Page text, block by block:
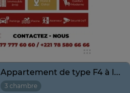
Appartement de type F4 à louer à Mermoz batrain
3 chambre